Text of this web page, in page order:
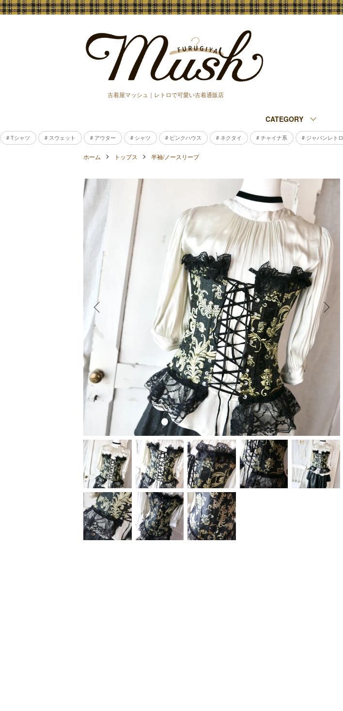
古着屋マッシュ｜レトロで可愛い古着通販店
CATEGORY
# Tシャツ # スウェット # アウター # シャツ # ピンクハウス # ネクタイ # チャイナ系 # ジャパンレトロ
ホーム トップス 半袖/ノースリーブ